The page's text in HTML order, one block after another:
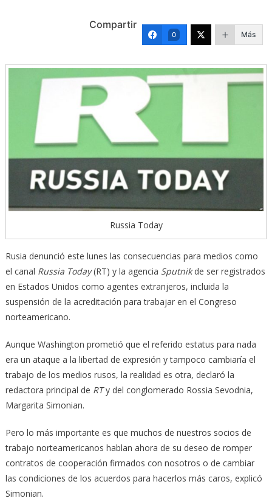
Compartir
0 Más
Russia Today
Rusia denunció este lunes las consecuencias para medios como
el canal Russia Today(RT) y la agencia Sputnikde ser registrados
en Estados Unidos como agentes extranjeros, incluida la
suspensión de la acreditación para trabajar en el Congreso
norteamericano.
Aunque Washington prometió que el referido estatus para nada
era un ataque a la libertad de expresión y tampoco cambiaría el
trabajo de los medios rusos, la realidad es otra, declaró la
redactora principal de RTy del conglomerado Rossia Sevodnia,
Margarita Simonian.
Pero lo más importante es que muchos de nuestros socios de
trabajo norteamericanos hablan ahora de su deseo de romper
contratos de cooperación firmados con nosotros o de cambiar
las condiciones de los acuerdos para hacerlos más caros, explicó
Simonian.